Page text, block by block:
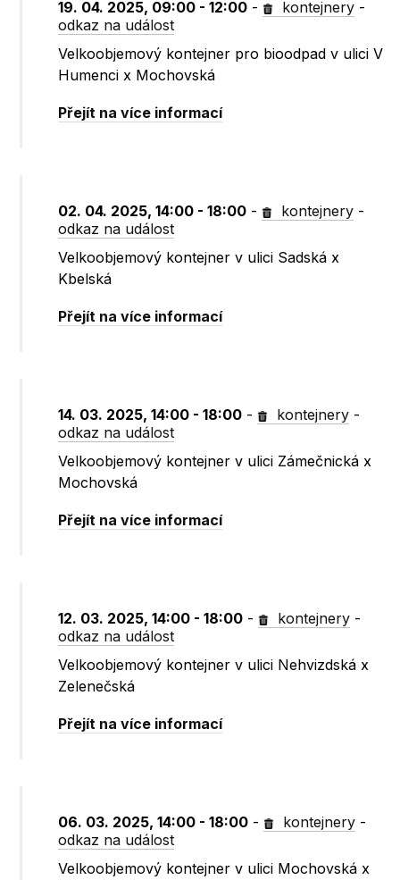
19. 04. 2025, 09:00 - 12:00 - kontejnery -
odkaz na událost
Velkoobjemový kontejner pro bioodpad v ulici V
Humenci x Mochovská
Přejít na více informací
02. 04. 2025, 14:00 - 18:00 - kontejnery -
odkaz na událost
Velkoobjemový kontejner v ulici Sadská x
Kbelská
Přejít na více informací
14. 03. 2025, 14:00 - 18:00 - kontejnery -
odkaz na událost
Velkoobjemový kontejner v ulici Zámečnická x
Mochovská
Přejít na více informací
12. 03. 2025, 14:00 - 18:00 - kontejnery -
odkaz na událost
Velkoobjemový kontejner v ulici Nehvizdská x
Zelenečská
Přejít na více informací
06. 03. 2025, 14:00 - 18:00 - kontejnery -
odkaz na událost
Velkoobjemový kontejner v ulici Mochovská x